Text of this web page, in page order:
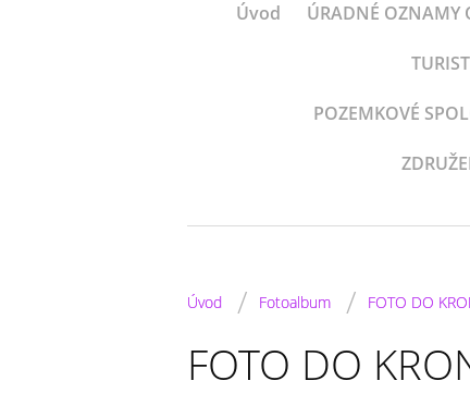
Úvod ÚRADNÉ OZNAMY
POZEMKOVÉ
Úvod / Fotoalbum / FOTO DO
FOTO DO